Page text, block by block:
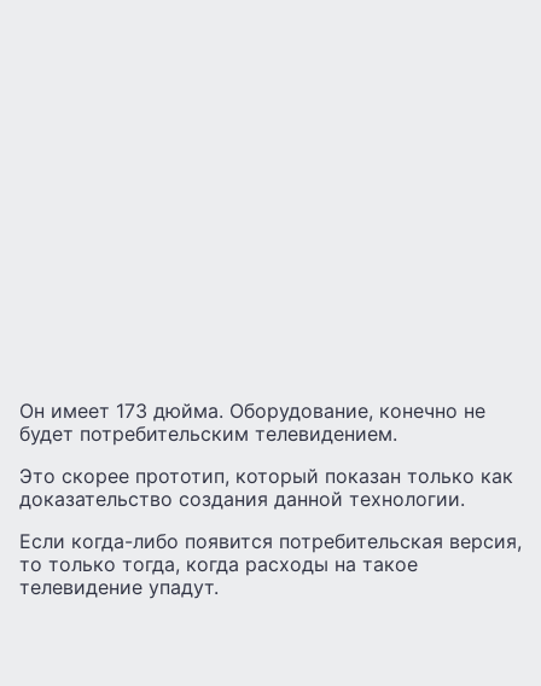
Он имеет 173 дюйма. Оборудование, конечно не
будет потребительским телевидением.
Это скорее прототип, который показан только как
доказательство создания данной технологии.
Если когда-либо появится потребительская версия,
то только тогда, когда расходы на такое
телевидение упадут.